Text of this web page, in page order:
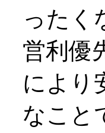
ったく
営利優
により
なこと